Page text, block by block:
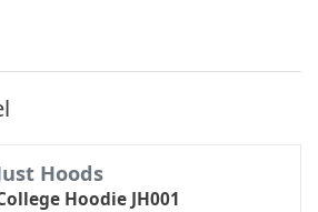
Hoods
Hoodie JH001